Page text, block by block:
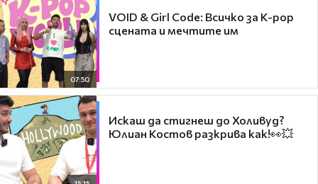
07:50
VOID & Girl Code: Всичко за K-pop
сцената и мечтите им
Искаш да стигнеш до Холивуд?
Юлиан Костов разкрива как!👀💥